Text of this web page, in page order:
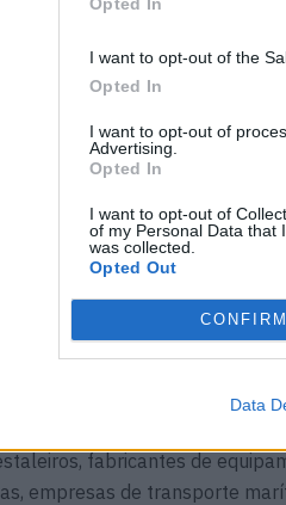
I want to opt-out of the
Opted In
I want to opt-out of
Advertising.
Opted In
I want to opt-out of
of my Personal Data that
was collected.
Opted Out
CONFIRM
Data
de exposição em terra e
fabricantes de
empresas de transporte